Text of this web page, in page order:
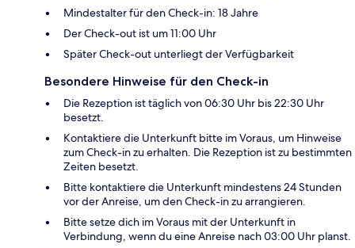
Mindestalter für den Check-in: 18 Jahre
Der Check-out ist um 11:00 Uhr
Später Check-out unterliegt der Verfügbarkeit
Besondere Hinweise für den Check-in
Die Rezeption ist täglich von 06:30 Uhr bis 22:30 Uhr
besetzt.
Kontaktiere die Unterkunft bitte im Voraus, um Hinweise
zum Check-in zu erhalten. Die Rezeption ist zu bestimmten
Zeiten besetzt.
Bitte kontaktiere die Unterkunft mindestens 24 Stunden
vor der Anreise, um den Check-in zu arrangieren.
Bitte setze dich im Voraus mit der Unterkunft in
Verbindung, wenn du eine Anreise nach 03:00 Uhr planst.